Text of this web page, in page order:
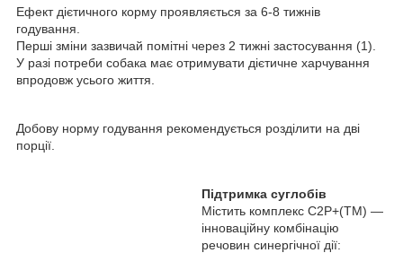
Ефект дієтичного корму проявляється за 6-8 тижнів
годування.
Перші зміни зазвичай помітні через 2 тижні застосування (1).
У разі потреби собака має отримувати дієтичне харчування
впродовж усього життя.
Добову норму годування рекомендується розділити на дві
порції.
Підтримка суглобів
Містить комплекс C2P+(ТМ) —
інноваційну комбінацію
речовин синергічної дії: